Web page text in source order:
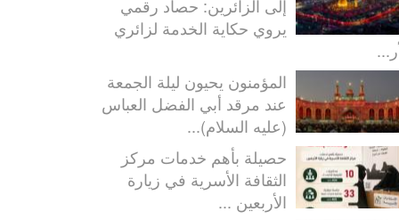
إلى الزائرين: حصاد رقمي
يروي حكاية الخدمة لزائري
المؤمنون يحيون ليلة الجمعة
عند مرقد أبي الفضل العباس
(عليه السلام)...
حصيلة بأهم خدمات مركز
الثقافة الأسرية في زيارة
الأربعين ...